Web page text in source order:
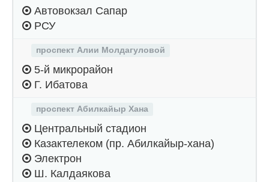
Автовокзал Сапар
РСУ
проспект Алии Молдагуловой
5-й микрорайон
Г. Ибатова
проспект Абилкайыр Хана
Центральный стадион
Казактелеком (пр. Абилкайыр-хана)
Электрон
Ш. Калдаякова